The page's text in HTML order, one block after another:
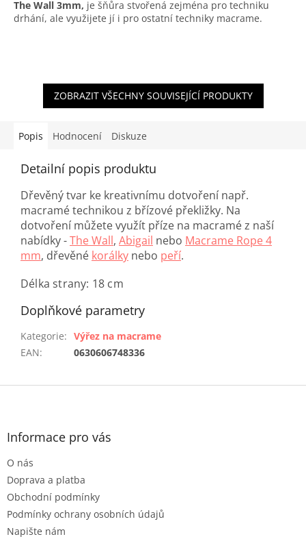
The Wall 3mm, je šňůra stvořená zejména pro techniku
drhání, ale využijete jí i pro ostatní techniky macrame.
ZOBRAZIT VŠECHNY SOUVISEJÍCÍ PRODUKTY
Popis Hodnocení Diskuze
Detailní popis produktu
Dřevěný tvar ke kreativnímu dotvoření např.
macramé technikou z břízové překližky. Na
dotvoření můžete využít příze na macramé z naší
nabídky -The Wall, Abigail nebo Macrame Rope 4
mm, dřevěné korálky nebo peří.
Délka strany: 18 cm
Doplňkové parametry
Kategorie: Výřez na macrame
EAN: 0630606748336
Z
Informace pro vás
O nás
Doprava a platba
Obchodní podmínky
Podmínky ochrany osobních údajů
Napište nám